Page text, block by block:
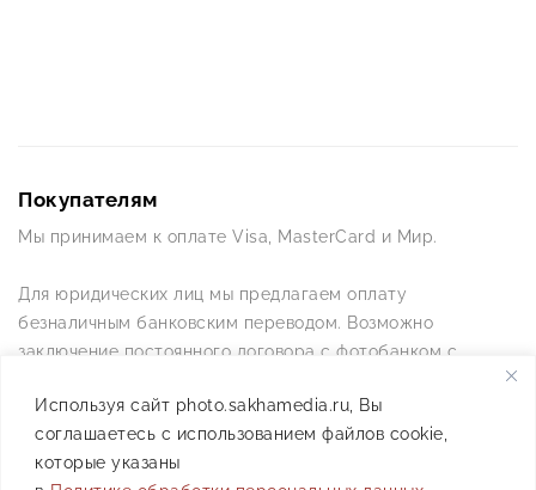
Используя сайт photo.sakhamedia.ru, Вы
соглашаетесь с использованием файлов cookie,
которые указаны
Покупателям
Мы принимаем к оплате Visa, MasterCard и Мир.
Для юридических лиц мы предлагаем оплату
безналичным банковским переводом. Возможно
заключение постоянного договора с фотобанком с
Позвоните нам по телефону +7(4112) 42-09-42 — и мы
ответим на все ваши вопросы